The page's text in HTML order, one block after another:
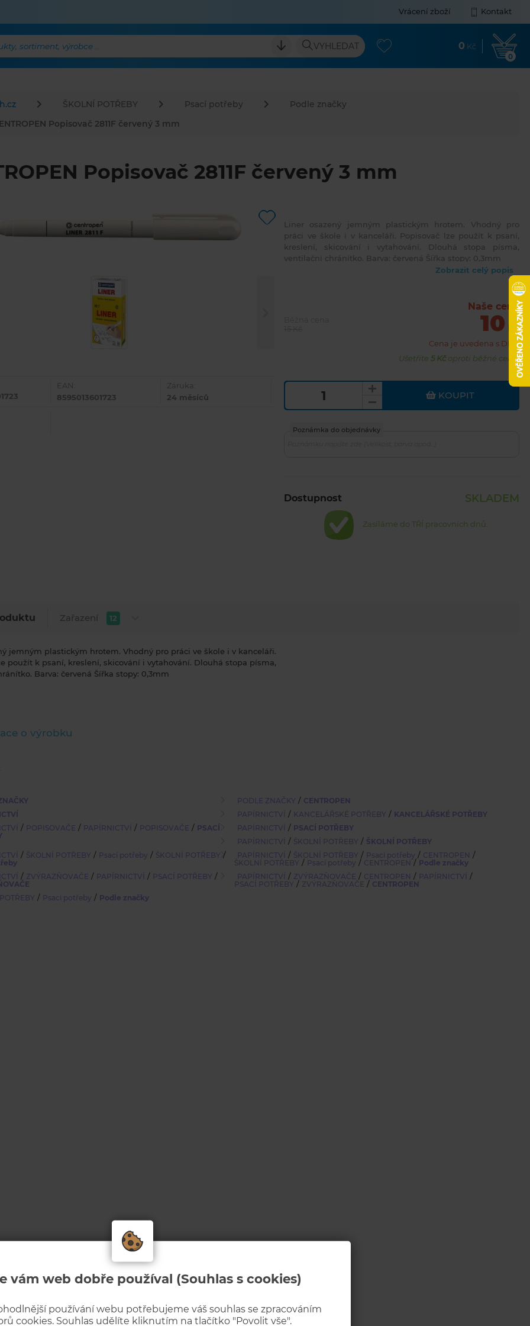
vám web dobře používal (Souhlas s cookies)
používání webu potřebujeme váš souhlas se zpracováním
cookies. Souhlas udělíte kliknutím na tlačítko "Povolit vše".
Vrácení zboží Kontakt
sortiment, výrobce ... VYHLEDAT 0 Kč
0
ŠKOLNÍ POTŘEBY Psací potřeby
Podle značky
Popisovač 2811F červený 3 mm
Popisovač 2811F červený 3 mm
EAN:
8595013601723
Záruka:
24 měsíců
Liner osazený jemným plastickým hrotem. Vhodný pro
práci ve škole i v kanceláři. Popisovač lze použít k psaní,
kreslení, skicování i vytahování. Dlouhá stopa písma,
ventilační chránítko. Barva: červená Šířka stopy: 0,3mm
Zobrazit celý popis
Naše cena
10 Kč
Cena je uvedena s DPH
Ušetříte 5 Kčoproti běžné ceně.
KOUPIT
Poznámka do objednávky
Dostupnost SKLADEM
Zasíláme do TŘÍ pracovních dnů.
Zařazení 12
jemným plastickým hrotem. Vhodný pro práci ve škole i v kanceláři.
použít k psaní, kreslení, skicování i vytahování. Dlouhá stopa písma,
Barva: červená Šířka stopy: 0,3mm
o výrobku
PODLE ZNAČKY / CENTROPEN
PAPÍRNICTVÍ / KANCELÁŘSKÉ POTŘEBY / KANCELÁŘSKÉ POTŘEBY
/ POPISOVAČE / PAPÍRNICTVÍ / POPISOVAČE / PSACÍ
PAPÍRNICTVÍ / PSACÍ POTŘEBY
PAPÍRNICTVÍ / ŠKOLNÍ POTŘEBY / ŠKOLNÍ POTŘEBY
/ ŠKOLNÍ POTŘEBY / Psací potřeby / ŠKOLNÍ POTŘEBY / PAPÍRNICTVÍ / ŠKOLNÍ POTŘEBY / Psací potřeby / CENTROPEN /
ŠKOLNÍ POTŘEBY / Psací potřeby / CENTROPEN / Podle značky
/ ZVÝRAZŇOVAČE / PAPÍRNICTVÍ / PSACÍ POTŘEBY / PAPÍRNICTVÍ / ZVÝRAZŇOVAČE / CENTROPEN / PAPÍRNICTVÍ /
PSACÍ POTŘEBY / ZVÝRAZŇOVAČE / CENTROPEN
/ Psací potřeby / Podle značky